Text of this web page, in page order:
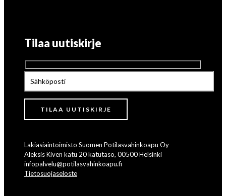
Tilaa uutiskirje
Lakiasiaintoimisto Suomen Potilasvahinkoapu Oy
Aleksis Kiven katu 20 katutaso, 00500 Helsinki
infopalvelu@potilasvahinkoapu.fi
Tietosuojaseloste